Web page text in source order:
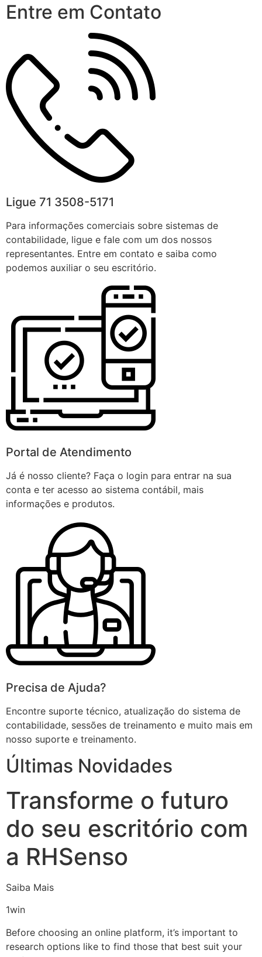
Entre em Contato
Ligue 71 3508-5171
Para informações comerciais sobre sistemas de
contabilidade, ligue e fale com um dos nossos
representantes. Entre em contato e saiba como
podemos auxiliar o seu escritório.
Portal de Atendimento
Já é nosso cliente? Faça o login para entrar na sua
conta e ter acesso ao sistema contábil, mais
informações e produtos.
Precisa de Ajuda?
Encontre suporte técnico, atualização do sistema de
contabilidade, sessões de treinamento e muito mais em
nosso suporte e treinamento.
Últimas Novidades
Transforme o futuro
do seu escritório com
a RHSenso
Saiba Mais
1win
Before choosing an online platform, it’s important to
research options like to find those that best suit your